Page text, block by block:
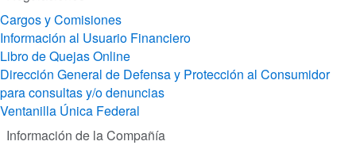
Cargos y Comisiones
Información al Usuario Financiero
Libro de Quejas Online
Dirección General de Defensa y Protección al Consumidor
para consultas y/o denuncias
Ventanilla Única Federal
Información de la Compañía